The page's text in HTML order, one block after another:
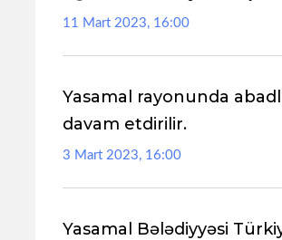
11 Mart 2023, 16:00
Yasamal rayonunda
davam etdirilir.
3 Mart 2023, 16:00
Yasamal Bələdiyyəsi